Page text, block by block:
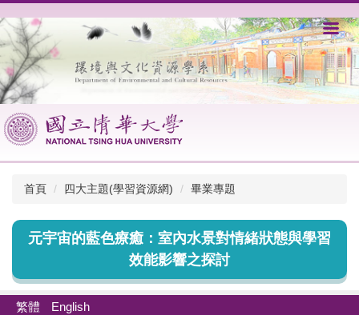
到
主
要
內
容
區
首頁 四大主題(學習資源網) 畢業專題
元宇宙的藍色療癒：室內水景對情緒狀態與學習
效能影響之探討
繁體 English